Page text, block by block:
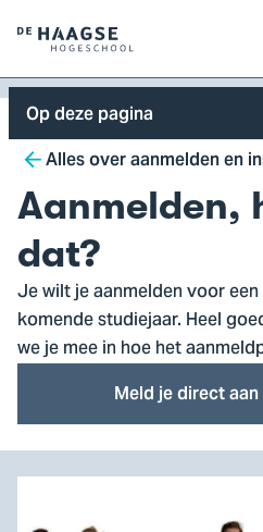
Logo
van
De
Haagse
Hogeschool,
ga
naar
de
homepagina
Op deze pagina
Breadcrumb
Alles over aanmelden en
Aanmelden,
dat?
Je wilt je aanmelden voor
komende studiejaar. Heel
we je mee in hoe het
Meld je direct